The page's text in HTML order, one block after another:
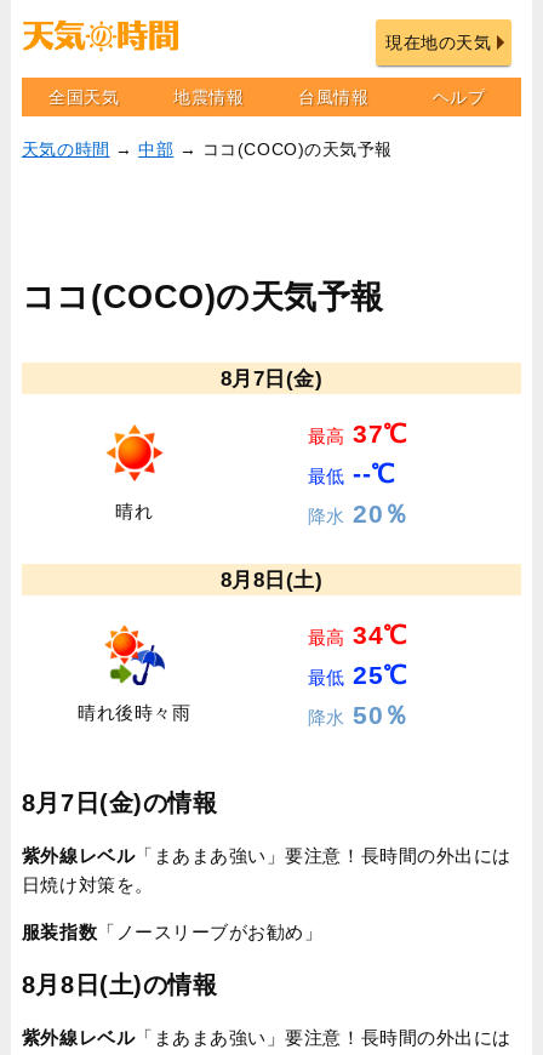
現在地の天気
全国天気 地震情報 台風情報 ヘルプ
天気の時間 →中部 → ココ(COCO)の天気予報
ココ(COCO)の天気予報
8月7日(金)
晴れ
最高 37℃
最低 --℃
降水 20％
8月8日(土)
晴れ後時々雨
最高 34℃
最低 25℃
降水 50％
8月7日(金)の情報
紫外線レベル「まあまあ強い」要注意！長時間の外出には
日焼け対策を。
服装指数 「ノースリーブがお勧め」
8月8日(土)の情報
紫外線レベル「まあまあ強い」要注意！長時間の外出には